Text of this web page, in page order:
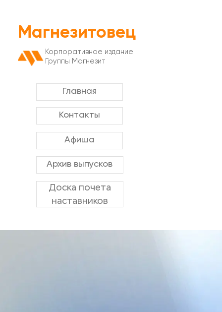
Главная
Доска почета
наставников
Магнезитовец
Контакты
Афиша
Архив выпусков
Корпоративное издание
Группы Магнезит